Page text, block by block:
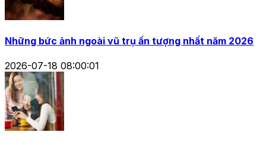
Những bức ảnh ngoài vũ trụ ấn tượng nhất năm 2026
2026-07-18 08:00:01